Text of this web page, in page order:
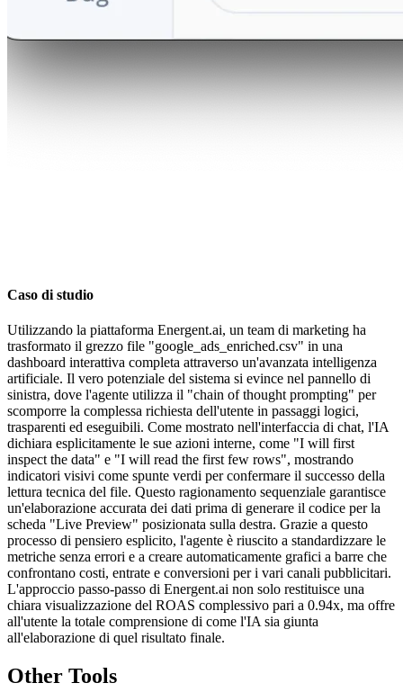
Caso di studio
Utilizzando la piattaforma Energent.ai, un team di marketing ha
trasformato il grezzo file "google_ads_enriched.csv" in una
dashboard interattiva completa attraverso un'avanzata intelligenza
artificiale. Il vero potenziale del sistema si evince nel pannello di
sinistra, dove l'agente utilizza il "chain of thought prompting" per
scomporre la complessa richiesta dell'utente in passaggi logici,
trasparenti ed eseguibili. Come mostrato nell'interfaccia di chat, l'IA
dichiara esplicitamente le sue azioni interne, come "I will first
inspect the data" e "I will read the first few rows", mostrando
indicatori visivi come spunte verdi per confermare il successo della
lettura tecnica del file. Questo ragionamento sequenziale garantisce
un'elaborazione accurata dei dati prima di generare il codice per la
scheda "Live Preview" posizionata sulla destra. Grazie a questo
processo di pensiero esplicito, l'agente è riuscito a standardizzare le
metriche senza errori e a creare automaticamente grafici a barre che
confrontano costi, entrate e conversioni per i vari canali pubblicitari.
L'approccio passo-passo di Energent.ai non solo restituisce una
chiara visualizzazione del ROAS complessivo pari a 0.94x, ma offre
all'utente la totale comprensione di come l'IA sia giunta
all'elaborazione di quel risultato finale.
Other Tools